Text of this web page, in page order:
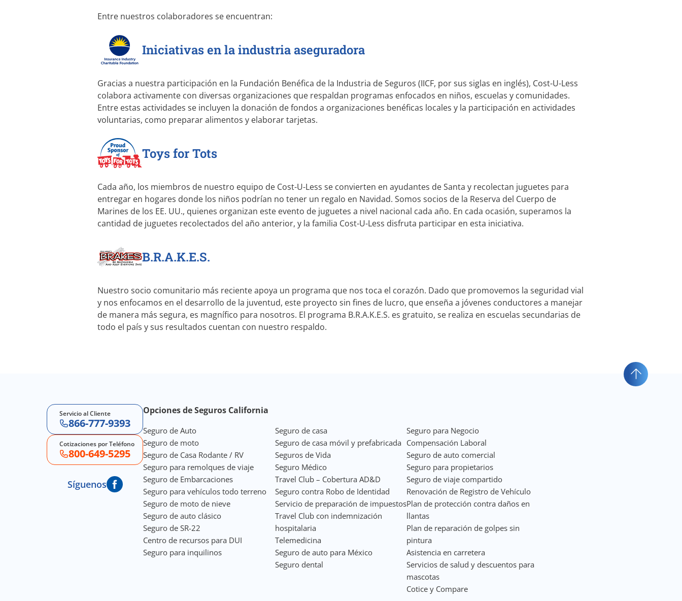
Entre nuestros colaboradores se encuentran:
Iniciativas en la industria aseguradora
Gracias a nuestra participación en la Fundación Benéfica de la Industria de Seguros (IICF, por sus siglas en inglés), Cost-U-Less
colabora activamente con diversas organizaciones que respaldan programas enfocados en niños, escuelas y comunidades.
Entre estas actividades se incluyen la donación de fondos a organizaciones benéficas locales y la participación en actividades
voluntarias, como preparar alimentos y elaborar tarjetas.
Toys for Tots
Cada año, los miembros de nuestro equipo de Cost-U-Less se convierten en ayudantes de Santa y recolectan juguetes para
entregar en hogares donde los niños podrían no tener un regalo en Navidad. Somos socios de la Reserva del Cuerpo de
Marines de los EE. UU., quienes organizan este evento de juguetes a nivel nacional cada año. En cada ocasión, superamos la
cantidad de juguetes recolectados del año anterior, y la familia Cost-U-Less disfruta participar en esta iniciativa.
B.R.A.K.E.S.
Nuestro socio comunitario más reciente apoya un programa que nos toca el corazón. Dado que promovemos la seguridad vial
y nos enfocamos en el desarrollo de la juventud, este proyecto sin fines de lucro, que enseña a jóvenes conductores a manejar
de manera más segura, es magnífico para nosotros. El programa B.R.A.K.E.S. es gratuito, se realiza en escuelas secundarias de
todo el país y sus resultados cuentan con nuestro respaldo.
Servicio al Cliente
866-777-9393
Cotizaciones por Teléfono
800-649-5295
Síguenos
Footer Navigation
Opciones de Seguros California
Seguro de Auto
Seguro de moto
Seguro de Casa Rodante / RV
Seguro para remolques de viaje
Seguro de Embarcaciones
Seguro para vehículos todo terreno
Seguro de moto de nieve
Seguro de auto clásico
Seguro de SR-22
Centro de recursos para DUI
Seguro para inquilinos
Seguro de casa
Seguro de casa móvil y prefabricada
Seguros de Vida
Seguro Médico
Travel Club – Cobertura AD&D
Seguro contra Robo de Identidad
Servicio de preparación de impuestos
Travel Club con indemnización
hospitalaria
Telemedicina
Seguro de auto para México
Seguro dental
Seguro para Negocio
Compensación Laboral
Seguro de auto comercial
Seguro para propietarios
Seguro de viaje compartido
Renovación de Registro de Vehículo
Plan de protección contra daños en
llantas
Plan de reparación de golpes sin
pintura
Asistencia en carretera
Servicios de salud y descuentos para
mascotas
Cotice y Compare